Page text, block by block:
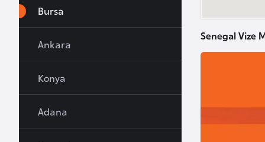
Senegal Vize
Bursa
Ankara
Konya
Adana
r
b
a
y
c
a
n